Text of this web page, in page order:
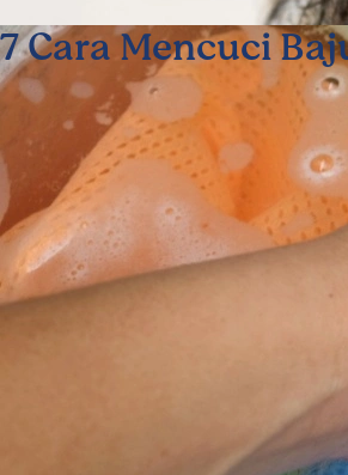
7 Cara Mencuci